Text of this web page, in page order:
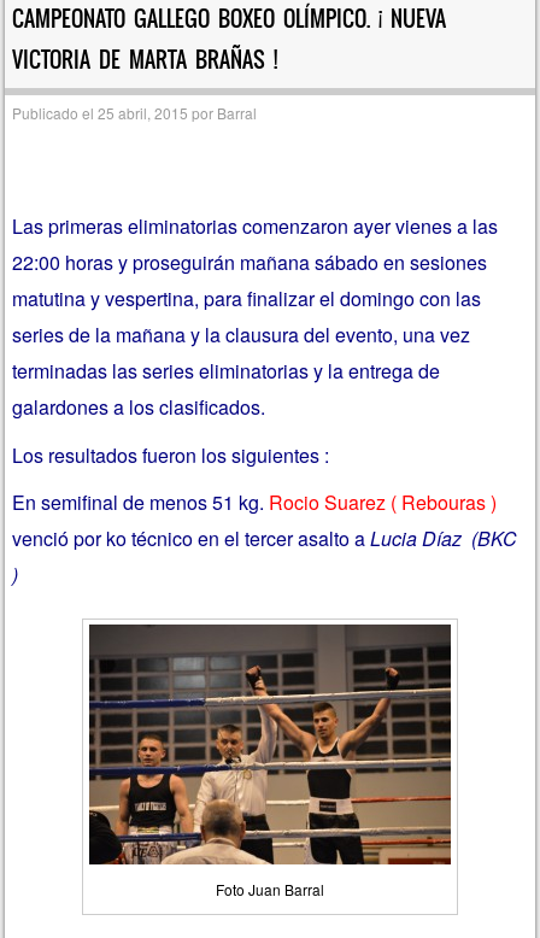
CAMPEONATO GALLEGO BOXEO OLÍMPICO. ¡ NUEVA
VICTORIA DE MARTA BRAÑAS !
Publicado el25 abril, 2015 por Barral
Las primeras eliminatorias comenzaron ayer vienes a las
22:00 horas y proseguirán mañana sábado en sesiones
matutina y vespertina, para finalizar el domingo con las
series de la mañana y la clausura del evento, una vez
terminadas las series eliminatorias y la entrega de
galardones a los clasificados.
Los resultados fueron los siguientes :
En semifinal de menos 51 kg. Rocio Suarez ( Rebouras )
venció por ko técnico en el tercer asalto aLucia Díaz (BKC
)
Foto Juan Barral